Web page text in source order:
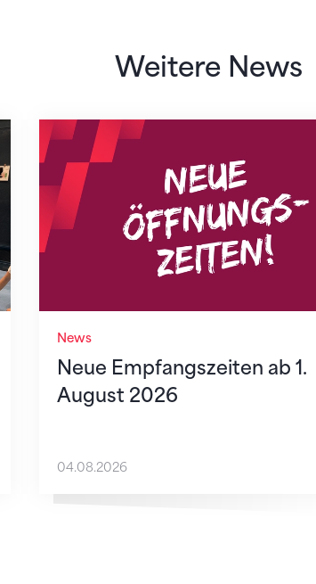
Weitere News
News
Neue Empfangszeiten ab 1.
August 2026
Neue Empfangszeiten ab 1. August
04.08.2026